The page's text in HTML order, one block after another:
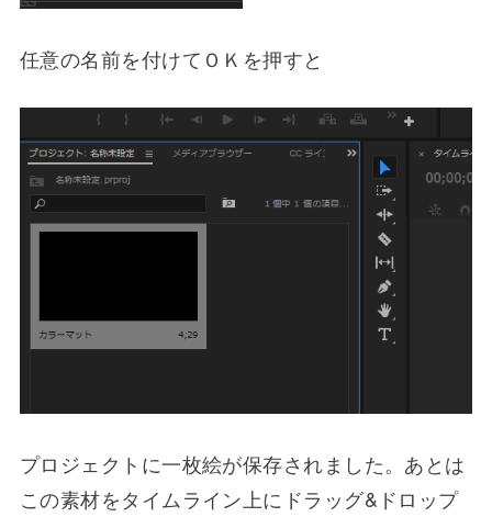
任意の名前を付けてＯＫを押すと
プロジェクトに一枚絵が保存されました。あとは
この素材をタイムライン上にドラッグ&ドロップ